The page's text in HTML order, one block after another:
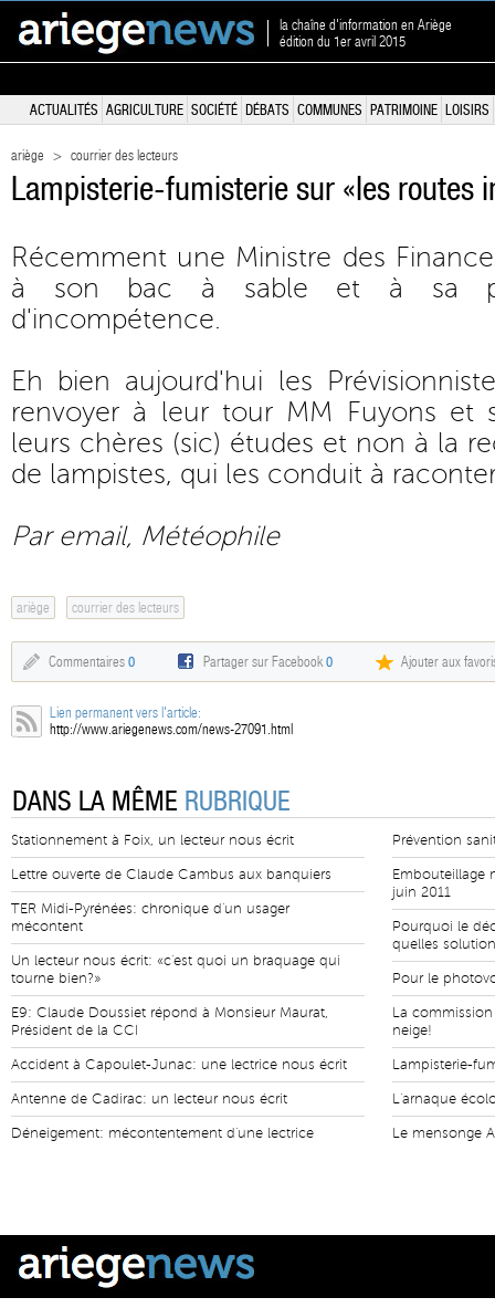
la chaîne d'information en Ariège
édition du 1er avril 2015
ACTUALITÉS AGRICULTURE SOCIÉTÉ DÉBATS COMMUNES PATRIMOINE LOISIRS
ariège > courrier des lecteurs
Lampisterie-fumisterie sur «les routes
Récemment une Ministre des
à son bac à sable et à sa
d'incompétence.
Eh bien aujourd'hui les
renvoyer à leur tour MM Fuyons et
leurs chères (sic) études et non à la
de lampistes, qui les conduit à
Par email, Météophile
ariège courrier des lecteurs
Commentaires 0 Partager sur Facebook0 Ajouter aux
Lien permanent vers l'article:
http://www.ariegenews.com/news-27091.html
DANS LA MÊME RUBRIQUE
Stationnement à Foix, un lecteur nous écrit
Lettre ouverte de Claude Cambus aux banquiers
TER Midi-Pyrénées: chronique d'un usager
mécontent
Un lecteur nous écrit: «c'est quoi un braquage qui
tourne bien?»
E9: Claude Doussiet répond à Monsieur Maurat,
Président de la CCI
Accident à Capoulet-Junac: une lectrice nous écrit
Antenne de Cadirac: un lecteur nous écrit
Déneigement: mécontentement d'une lectrice
Prévention
Embouteillage
juin 2011
Pourquoi le
quelles
Pour le
La
neige!
Lampisterie-
L'arnaque
Le mensonge